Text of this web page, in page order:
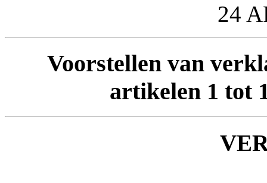
24
Voorstellen van
artikelen 1 tot